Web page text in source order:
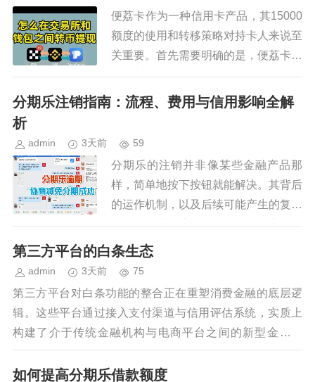
便荔卡作为一种信用卡产品，其15000
额度的使用和转移策略对持卡人来说至
关重要。首先需要明确的是，便荔卡的
信用额度是根据个人的财务状况、收入
水平以及信用记录综合评定得出的，并
分期乐注销指南：流程、费用与信用影响全解
析
admin 3天前 59
分期乐的注销并非像某些金融产品那
样，简单地按下按钮就能解决。其背后
的运作机制，以及后续可能产生的复杂
影响，要求用户在采取行动前，充分理
解并做好充分准备。分期乐的注销，本
第三方平台的白条生态
admin 3天前 75
第三方平台对白条功能的整合正在重塑消费金融的底层逻
辑。这些平台通过接入支付渠道与信用评估系统，实质上
构建了介于传统金融机构与电商平台之间的新型金融接
口。其核心价值不在于简单的支付工具属性，而在于通过
数...
如何提高分期乐借款额度